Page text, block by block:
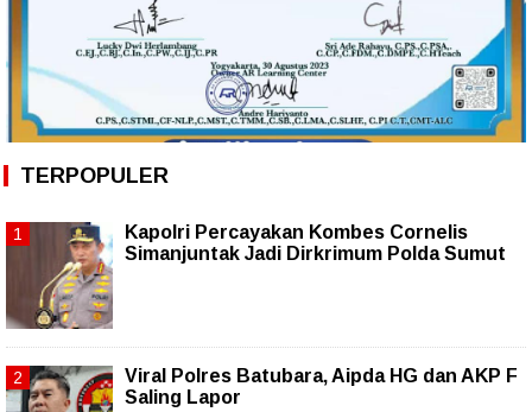
TERPOPULER
Kapolri Percayakan Kombes Cornelis
Simanjuntak Jadi Dirkrimum Polda Sumut
Viral Polres Batubara, Aipda HG dan AKP F
Saling Lapor